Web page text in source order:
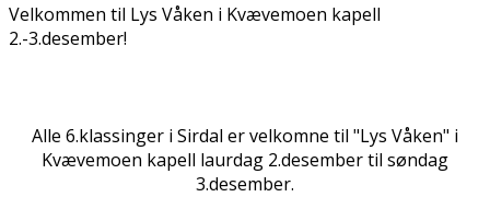
Velkommen til Lys Våken i Kvævemoen kapell
2.-3.desember!
Alle 6.klassinger i Sirdal er velkomne til "Lys Våken" i
Kvævemoen kapell laurdag 2.desember til søndag
3.desember.